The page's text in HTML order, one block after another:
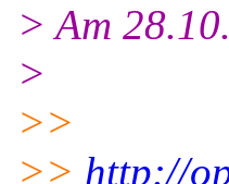
> Am
>
>>
>> http://